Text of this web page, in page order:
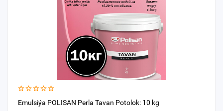
Emulsiýa POLISAN Perla Tavan Potolok: 10 kg